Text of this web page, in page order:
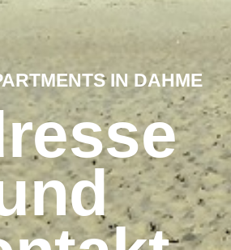
IN DAHME